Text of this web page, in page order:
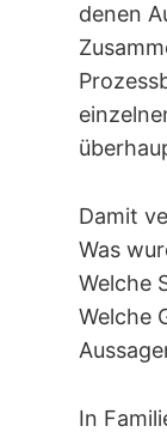
denen
Damit
Was
Welche
Welche
In